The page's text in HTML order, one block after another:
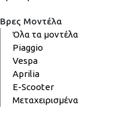
Βρες Μοντέλα
Όλα τα μοντέλα
Piaggio
Vespa
Aprilia
E-Scooter
Μεταχειρισμένα